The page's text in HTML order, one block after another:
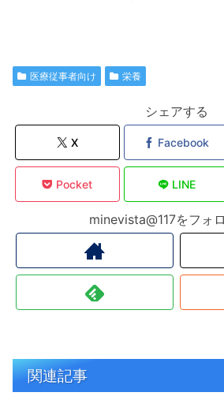
医療従事者向け 栄養
シェアする
X Facebook
Pocket LINE
minevista@117をフォ
関連記事